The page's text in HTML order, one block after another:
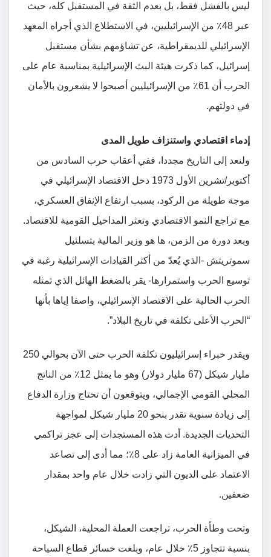
ليس بالفشل فقط، بل بعدم الثقة في المستقبل كله، حيث
عبر 48٪ من الإسرائيليين، في الاستطلاع الذي أجراه المعهد
الإسرائيلي للديمقراطية، عن تشاؤمهم بشأن مستقبل
إسرائيل، كما ذكرت هيئة البث الإسرائيلية بمناسبة عام على
الحرب أن 61٪ من الإسرائيليين أصبحوا لا يشعرون بالأمان
في دولتهم.
إدماء اقتصادي واستنزاف طويل المدى
ولنعد إلى التاريخ مجددا، ففي أعقاب حرب السادس من
أكتوبر/تشرين الأول 1973 دخل الاقتصاد الإسرائيلي في
موجة طويلة من الركود، بسبب ارتفاع الإنفاق العسكري،
مع تراجع النمو الاقتصادي وتعثر المداخيل القومية للاقتصاد.
وبعد دورة من الزمن، ها هو وزير المالية بتسلئيل
سموتريتش -الذي يُعدّ من أكثر القيادات الإسرائيلية رغبة في
توسيع الحرب واستمرارها- يقر بالضغط الهائل الذي تمثله
الحرب الحالية على الاقتصاد الإسرائيلي، واصفا إياها بأنها
“الحرب الأعلى تكلفة في تاريخ البلاد”.
ويقدر خبراء إسرائيليون تكلفة الحرب حتى الآن بحوالي 250
مليار شيكل (67 مليار دولار) وهو ما يمثل 12٪ من الناتج
المحلي القومي الإجمالي، ويتوقعون أن تحتاج وزارة الدفاع
إلى زيادة سنوية تقدر بنحو 20 مليار شيكل لمواجهة
التحديات الجديدة. أدت هذه المستجدات إلى عجز تراكمي
في الميزانية العامة زاد على 8٪؛ مما أدى إلى تصاعد
الاعتماد على الديون التي زادت خلال عام واحد بمقدار
ضعفين.
وتحت وطأة الحرب، تراجعت العملة المحلية، الشيكل،
بنسبة تتجاوز 5٪ خلال عام، وبلغت خسائر قطاع السياحة